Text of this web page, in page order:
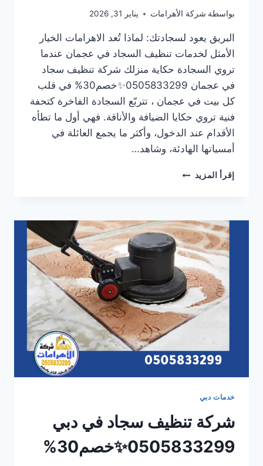
بواسطة شركة الأهرامات يناير 31, 2026
البريق يعود لسجادتك: لماذا تُعد الاهرامات الخيار
الأمثل لخدمات تنظيف السجاد في عجمان عندما
تروي السجادة حكاية منزلك شركة تنظيف سجاد
في عجمان 0505833299✨خصم30% في قلب
كل بيت في عجمان ، تتربّع السجادة الفاخرة كتحفة
فنية تروي حكايا الضيافة والأناقة. فهي أول ما تطأه
الأقدام عند الدخول، وأكثر ما يجمع العائلة في
أمسياتها الهادئة، وشاهد…
إقرأ المزيد شركة
عجمان
0505833299✨خصم30%
خدمات دبي
شركة تنظيف سجاد في دبي
0505833299✨خصم30%